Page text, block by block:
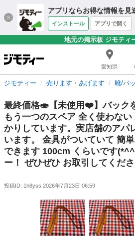
アプリならお得な情報を見
インストール アプリで開く
地元の掲示板 ジモティ
愛知県
ジモティー 売ります・あげます 靴/バ
最終価格🍣【未使用❤️】バック
もう一つのスペア 全く使わない
かりしています。実店舗のアパ
います。 金具がついていて 簡
できます 100cm くらいです
ー！ ぜひぜひ お取引してくだ
投稿ID: 1h8yss 2026年7月23日 06:59